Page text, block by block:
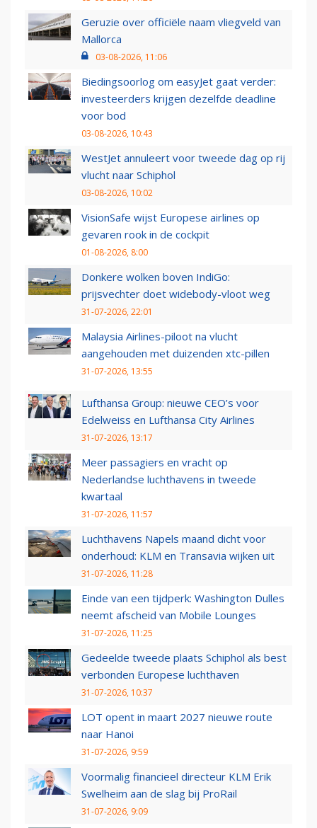
Geruzie over officiële naam vliegveld van
Mallorca
03-08-2026, 11:06
Biedingsoorlog om easyJet gaat verder:
investeerders krijgen dezelfde deadline
voor bod
03-08-2026, 10:43
WestJet annuleert voor tweede dag op rij
vlucht naar Schiphol
03-08-2026, 10:02
VisionSafe wijst Europese airlines op
gevaren rook in de cockpit
01-08-2026, 8:00
Donkere wolken boven IndiGo:
prijsvechter doet widebody-vloot weg
31-07-2026, 22:01
Malaysia Airlines-piloot na vlucht
aangehouden met duizenden xtc-pillen
31-07-2026, 13:55
Lufthansa Group: nieuwe CEO’s voor
Edelweiss en Lufthansa City Airlines
31-07-2026, 13:17
Meer passagiers en vracht op
Nederlandse luchthavens in tweede
kwartaal
31-07-2026, 11:57
Luchthavens Napels maand dicht voor
onderhoud: KLM en Transavia wijken uit
31-07-2026, 11:28
Einde van een tijdperk: Washington Dulles
neemt afscheid van Mobile Lounges
31-07-2026, 11:25
Gedeelde tweede plaats Schiphol als best
verbonden Europese luchthaven
31-07-2026, 10:37
LOT opent in maart 2027 nieuwe route
naar Hanoi
31-07-2026, 9:59
Voormalig financieel directeur KLM Erik
Swelheim aan de slag bij ProRail
31-07-2026, 9:09